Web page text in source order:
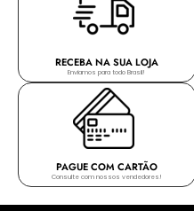
RECEBA NA SUA LOJA
Enviamos para todo Brasil!
PAGUE COM CARTÃO
Consulte com nossos vendedores!